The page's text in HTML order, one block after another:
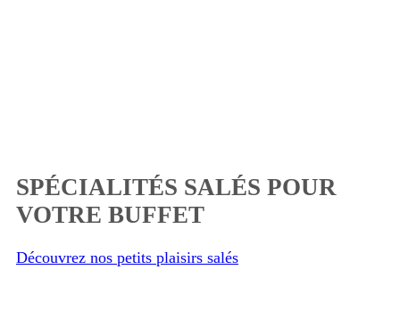
SPÉCIALITÉS SALÉS POUR
VOTRE BUFFET
Découvrez nos petits plaisirs salés